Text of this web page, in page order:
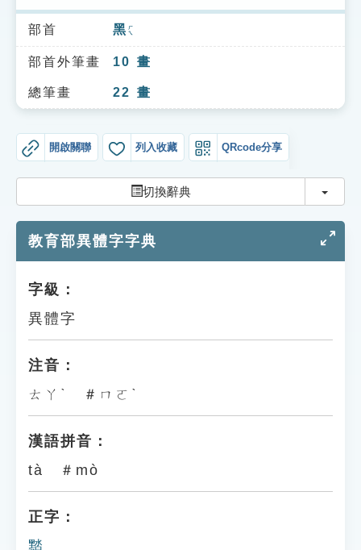
索引選單
知識索引
單字索引
貓頭鷹博士
部首 黑 ㄏㄟ
部首外筆畫 10 畫
總筆畫 22 畫
開啟關聯 列入收藏 QRcode分享
切換辭典 切換
教育部異體字字典
字級：
異體字
注音：
ㄊㄚˋ ＃ㄇㄛˋ
漢語拼音：
tà ＃mò
正字：
䵬